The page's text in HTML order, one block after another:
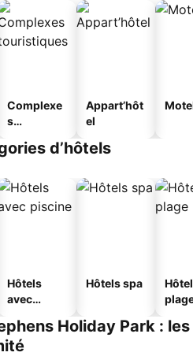
Complexe
s
s
Appart’hôt
el
d’hôtels
Hôtels
avec
Hôtels spa
Holiday Park : les